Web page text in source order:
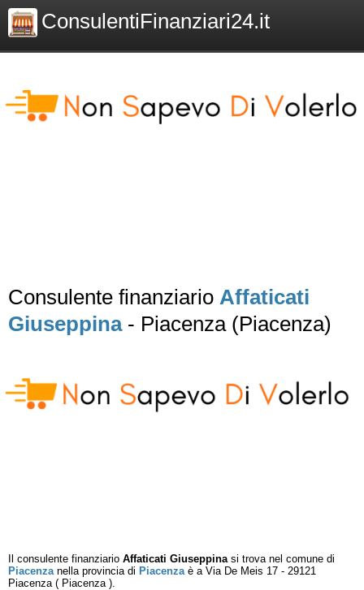
ConsulentiFinanziari24.it
Consulente finanziario Affaticati
Giuseppina- Piacenza (Piacenza)
Il consulente finanziario Affaticati Giuseppinasi trova nel comune di
Piacenzanella provincia di Piacenzaè a Via De Meis 17 - 29121
Piacenza( Piacenza).